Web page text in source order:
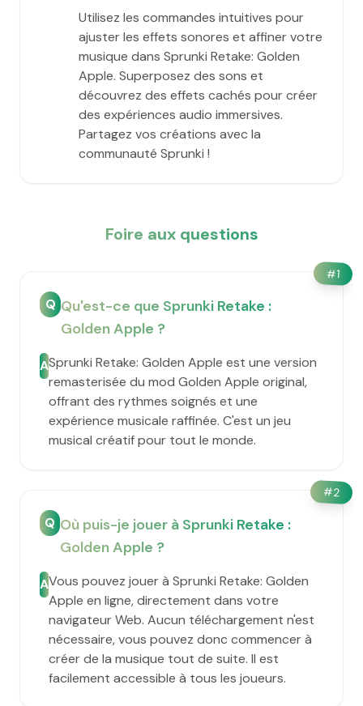
Utilisez les commandes intuitives pour
ajuster les effets sonores et affiner votre
musique dans Sprunki Retake: Golden
Apple. Superposez des sons et
découvrez des effets cachés pour créer
des expériences audio immersives.
Partagez vos créations avec la
communauté Sprunki !
Foire aux questions
#1
Q Qu'est-ce que Sprunki Retake :
Golden Apple ?
ASprunki Retake: Golden Apple est une version
remasterisée du mod Golden Apple original,
offrant des rythmes soignés et une
expérience musicale raffinée. C'est un jeu
musical créatif pour tout le monde.
#2
Q Où puis-je jouer à Sprunki Retake :
Golden Apple ?
AVous pouvez jouer à Sprunki Retake: Golden
Apple en ligne, directement dans votre
navigateur Web. Aucun téléchargement n'est
nécessaire, vous pouvez donc commencer à
créer de la musique tout de suite. Il est
facilement accessible à tous les joueurs.